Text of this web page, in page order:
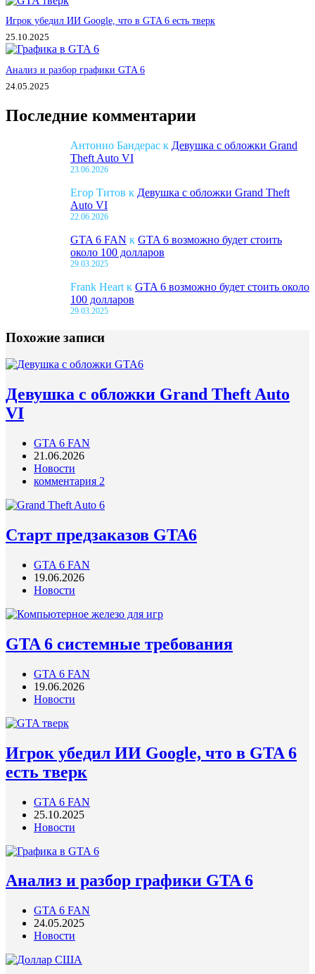
Игрок убедил ИИ Google, что в GTA 6 есть тверк
25.10.2025
Анализ и разбор графики GTA 6
24.05.2025
Последние комментарии
Антонио Бандерас к Девушка с обложки Grand
Theft Auto VI
23.06.2026
Егор Титов к Девушка с обложки Grand Theft
Auto VI
22.06.2026
GTA 6 FAN к GTA 6 возможно будет стоить
около 100 долларов
29.03.2025
Frank Heart к GTA 6 возможно будет стоить около
100 долларов
29.03.2025
Похожие записи
Девушка с обложки Grand Theft Auto
VI
GTA 6 FAN
21.06.2026
Новости
комментария 2
Старт предзаказов GTA6
GTA 6 FAN
19.06.2026
Новости
GTA 6 системные требования
GTA 6 FAN
19.06.2026
Новости
Игрок убедил ИИ Google, что в GTA 6
есть тверк
GTA 6 FAN
25.10.2025
Новости
Анализ и разбор графики GTA 6
GTA 6 FAN
24.05.2025
Новости